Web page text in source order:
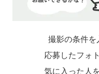
撮影の条件を
応募したフォ
気に入った人